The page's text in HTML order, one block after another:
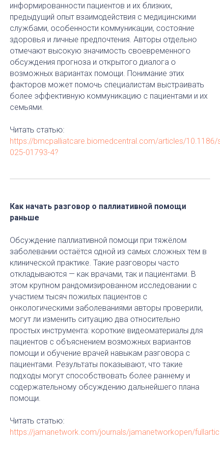
информированности пациентов и их близких,
предыдущий опыт взаимодействия с медицинскими
службами, особенности коммуникации, состояние
здоровья и личные предпочтения. Авторы отдельно
отмечают высокую значимость своевременного
обсуждения прогноза и открытого диалога о
возможных вариантах помощи. Понимание этих
факторов может помочь специалистам выстраивать
более эффективную коммуникацию с пациентами и их
семьями.
Читать статью:
https://bmcpalliatcare.biomedcentral.com/articles/10.1186/
025-01793-4?
Как начать разговор о паллиативной помощи
раньше
Обсуждение паллиативной помощи при тяжёлом
заболевании остаётся одной из самых сложных тем в
клинической практике. Такие разговоры часто
откладываются — как врачами, так и пациентами. В
этом крупном рандомизированном исследовании с
участием тысяч пожилых пациентов с
онкологическими заболеваниями авторы проверили,
могут ли изменить ситуацию два относительно
простых инструмента: короткие видеоматериалы для
пациентов с объяснением возможных вариантов
помощи и обучение врачей навыкам разговора с
пациентами. Результаты показывают, что такие
подходы могут способствовать более раннему и
содержательному обсуждению дальнейшего плана
помощи.
Читать статью:
https://jamanetwork.com/journals/jamanetworkopen/